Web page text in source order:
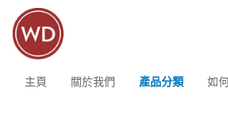
主頁 關於我們 產品分類 如